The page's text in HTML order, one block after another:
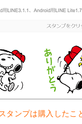
タンプは購入したこ